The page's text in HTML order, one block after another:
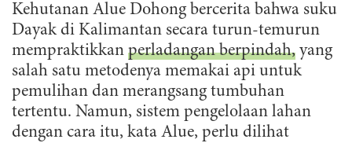
Kehutanan Alue Dohong bercerita bahwa suku
Dayak di Kalimantan secara turun-temurun
mempraktikkan perladangan berpindah, yang
salah satu metodenya memakai api untuk
pemulihan dan merangsang tumbuhan
tertentu. Namun, sistem pengelolaan lahan
dengan cara itu, kata Alue, perlu dilihat